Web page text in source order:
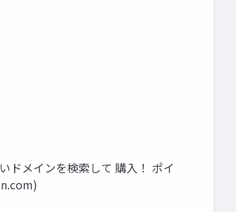
ドメインを検索して 購入！ ポイ